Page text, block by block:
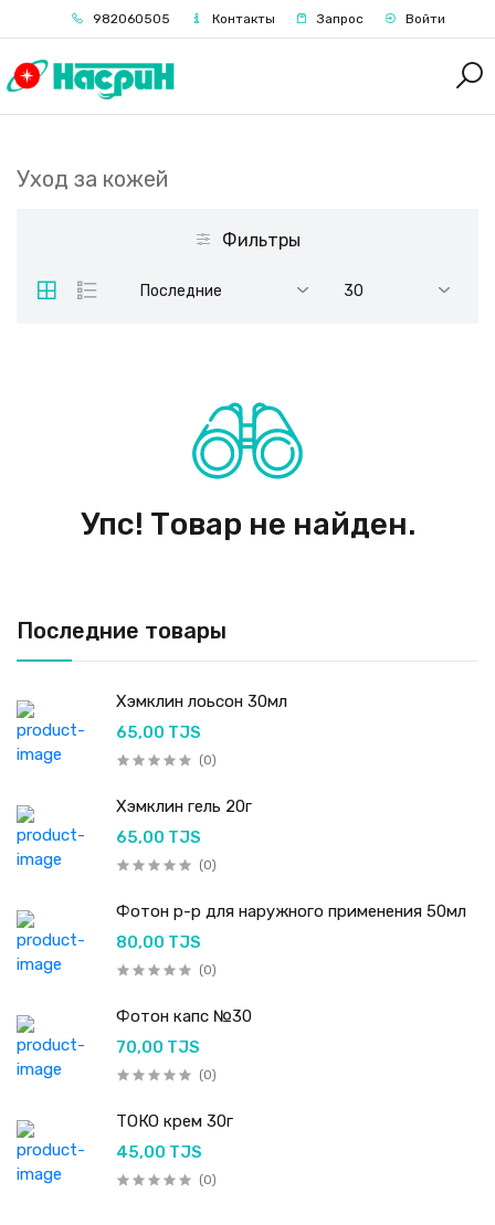
982060505 Контакты Запрос Войти
Последние товары
Хэмклин лоьсон 30мл
65,00 TJS
(0)
Хэмклин гель 20г
65,00 TJS
(0)
Фотон р-р для наружного применения 50мл
80,00 TJS
(0)
Фотон капс №30
70,00 TJS
(0)
ТОКО крем 30г
45,00 TJS
(0)
Уход за кожей
Фильтры
Последние 30
Упс! Товар не найден.